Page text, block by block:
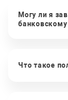
Могу ли я
Что такое